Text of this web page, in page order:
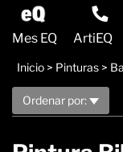
Mes EQ ArtiEQ
Inicio > Pinturas >
Ordenar por: